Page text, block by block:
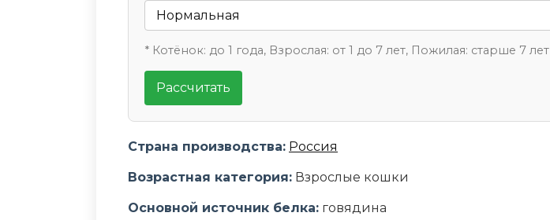
* Котёнок: до 1 года, Взрослая: от 1 до 7 лет, Пожилая: старше 7 лет
Рассчитать
Страна производства: Россия
Возрастная категория: Взрослые кошки
Основной источник белка: говядина